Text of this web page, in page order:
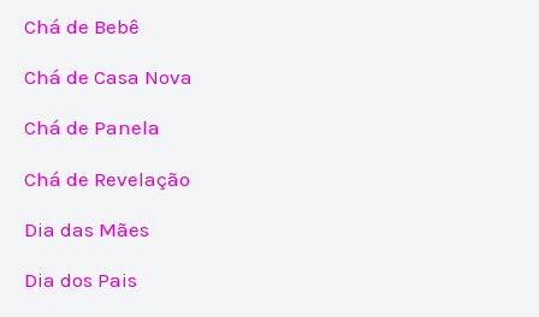
Chá de Bebê
Chá de Casa Nova
Chá de Panela
Chá de Revelação
Dia das Mães
Dia dos Pais